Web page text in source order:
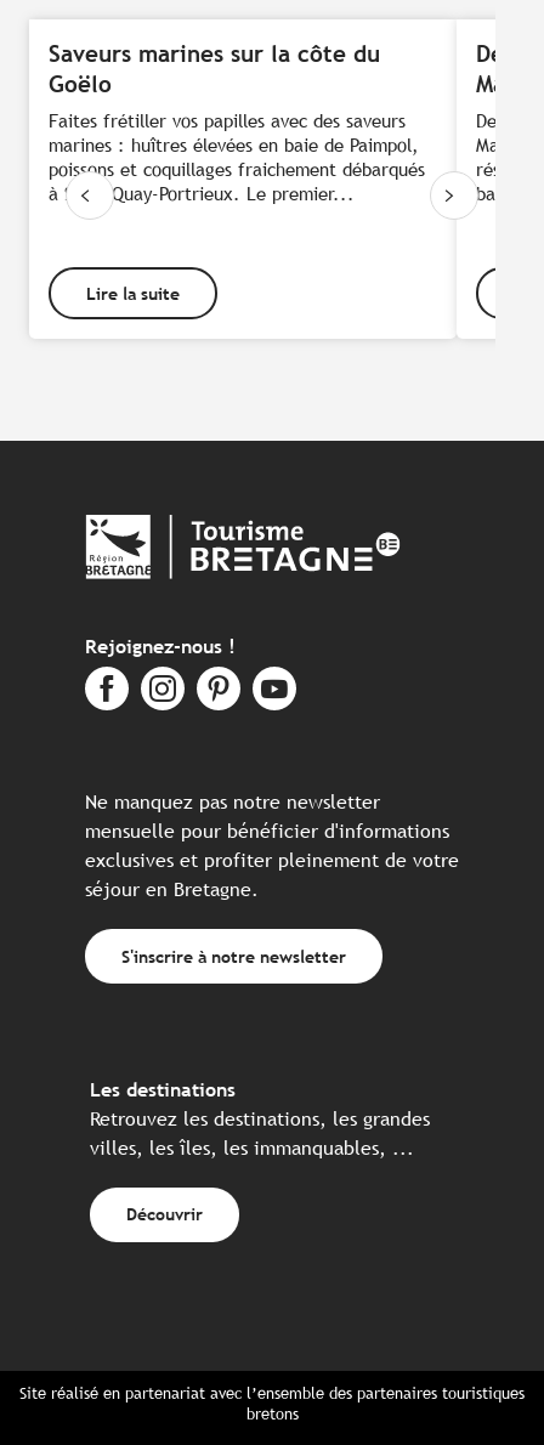
Saveurs marines sur la côte du
Goëlo
Faites frétiller vos papilles avec des saveurs
marines : huîtres élevées en baie de Paimpol,
poissons et coquillages fraichement débarqués
à Saint-Quay-Portrieux. Le premier...
Lire la suite
Malo
De la
Malo et
réserve
baratté
Rejoignez-nous !
Ne manquez pas notre newsletter
mensuelle pour bénéficier d'informations
exclusives et profiter pleinement de votre
séjour en Bretagne.
S'inscrire à notre newsletter
Les destinations
Retrouvez les destinations, les grandes
villes, les îles, les immanquables, ...
Découvrir
Site réalisé en partenariat avec l’ensemble des partenaires touristiques
bretons